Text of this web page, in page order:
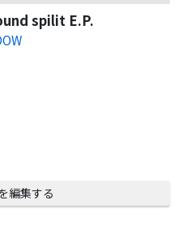
spilit E.P.
編集する